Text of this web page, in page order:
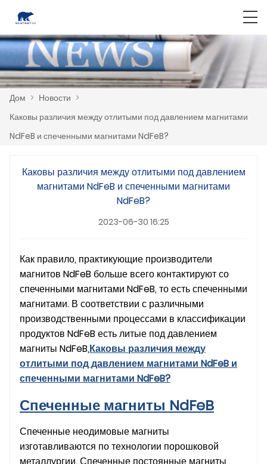
Дом > Новости >
Каковы различия между отлитыми под давлением магнитами
NdFeB и спеченными магнитами NdFeB?
Каковы различия между отлитыми под давлением
магнитами NdFeB и спеченными магнитами
NdFeB?
2023-06-30 16:25
Как правило, практикующие производители
магнитов NdFeB больше всего контактируют со
спеченными магнитами NdFeB, то есть спеченными
магнитами. В соответствии с различными
производственными процессами в классификации
продуктов NdFeB есть литые под давлением
магниты NdFeB,Каковы различия между
отлитыми под давлением магнитами NdFeB и
спеченными магнитами NdFeB?
Спеченные магниты NdFeB
Спеченные неодимовые магниты
изготавливаются по технологии порошковой